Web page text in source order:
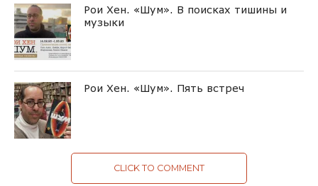
Рои Хен. «Шум». В поисках тишины и
музыки
Рои Хен. «Шум». Пять встреч
CLICK TO COMMENT